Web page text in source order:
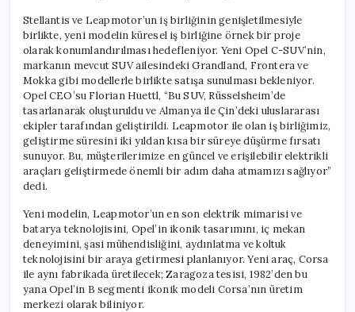
Stellantis ve Leapmotor’un iş birliğinin genişletilmesiyle
birlikte, yeni modelin küresel iş birliğine örnek bir proje
olarak konumlandırılması hedefleniyor. Yeni Opel C-SUV’nin,
markanın mevcut SUV ailesindeki Grandland, Frontera ve
Mokka gibi modellerle birlikte satışa sunulması bekleniyor.
Opel CEO’su Florian Huettl, “Bu SUV, Rüsselsheim’de
tasarlanarak oluşturuldu ve Almanya ile Çin’deki uluslararası
ekipler tarafından geliştirildi. Leapmotor ile olan iş birliğimiz,
geliştirme süresini iki yıldan kısa bir süreye düşürme fırsatı
sunuyor. Bu, müşterilerimize en güncel ve erişilebilir elektrikli
araçları geliştirmede önemli bir adım daha atmamızı sağlıyor”
dedi.
Yeni modelin, Leapmotor’un en son elektrik mimarisi ve
batarya teknolojisini, Opel’in ikonik tasarımını, iç mekan
deneyimini, şasi mühendisliğini, aydınlatma ve koltuk
teknolojisini bir araya getirmesi planlanıyor. Yeni araç, Corsa
ile aynı fabrikada üretilecek; Zaragoza tesisi, 1982’den bu
yana Opel’in B segmenti ikonik modeli Corsa’nın üretim
merkezi olarak biliniyor.